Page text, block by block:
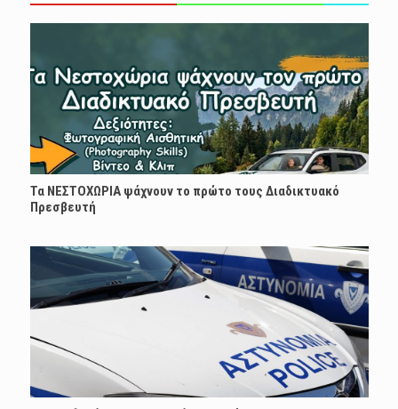
Τα ΝΕΣΤΟΧΩΡΙΑ ψάχνουν το πρώτο τους Διαδικτυακό
Πρεσβευτή